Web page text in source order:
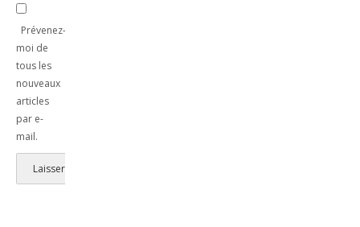
Prévenez-
moi de
tous les
nouveaux
articles
par e-
mail.